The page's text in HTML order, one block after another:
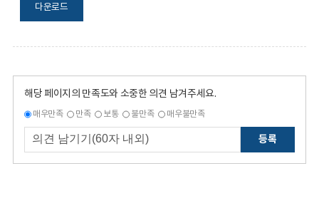
다운로드
해당 페이지의 만족도와 소중한 의견 남겨주세요.
매우만족 만족 보통 불만족 매우불만족
등록